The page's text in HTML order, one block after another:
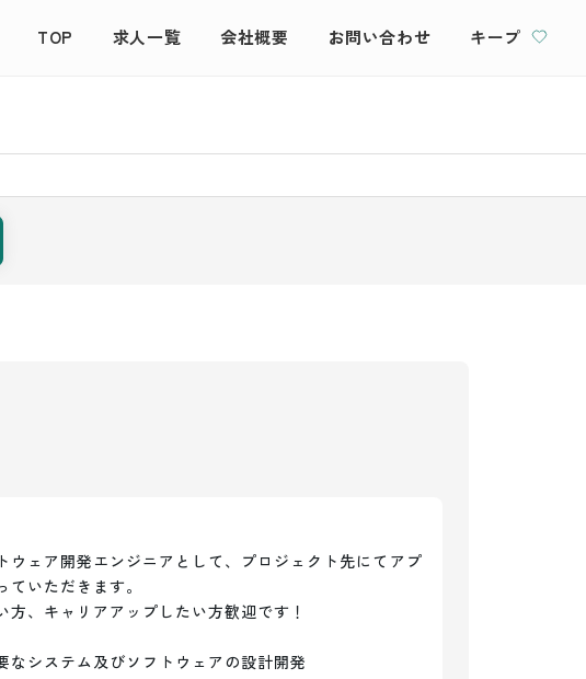
TOP 求人一覧 会社概要 お問い合わせ キープ
ウェア開発エンジニアとして、プロジェクト先にてアプ
いただきます。
、キャリアアップしたい方歓迎です！
システム及びソフトウェアの設計開発